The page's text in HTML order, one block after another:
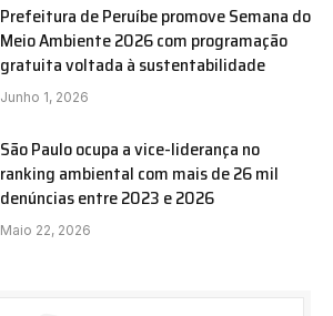
Prefeitura de Peruíbe promove Semana do
Meio Ambiente 2026 com programação
gratuita voltada à sustentabilidade
Junho 1, 2026
São Paulo ocupa a vice-liderança no
ranking ambiental com mais de 26 mil
denúncias entre 2023 e 2026
Maio 22, 2026